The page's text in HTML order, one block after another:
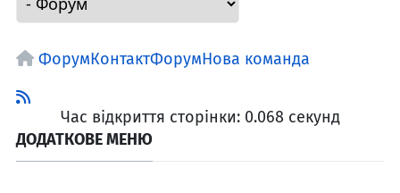
ФорумКонтактФорумНова команда
Час відкриття сторінки: 0.068 секунд
ДОДАТКОВЕ МЕНЮ